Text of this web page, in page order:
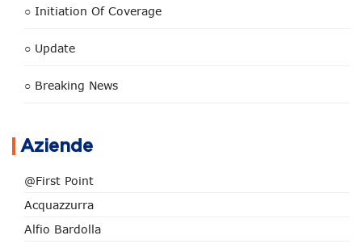
○ Initiation Of Coverage
○ Update
○ Breaking News
Aziende
@First Point
Acquazzurra
Alfio Bardolla